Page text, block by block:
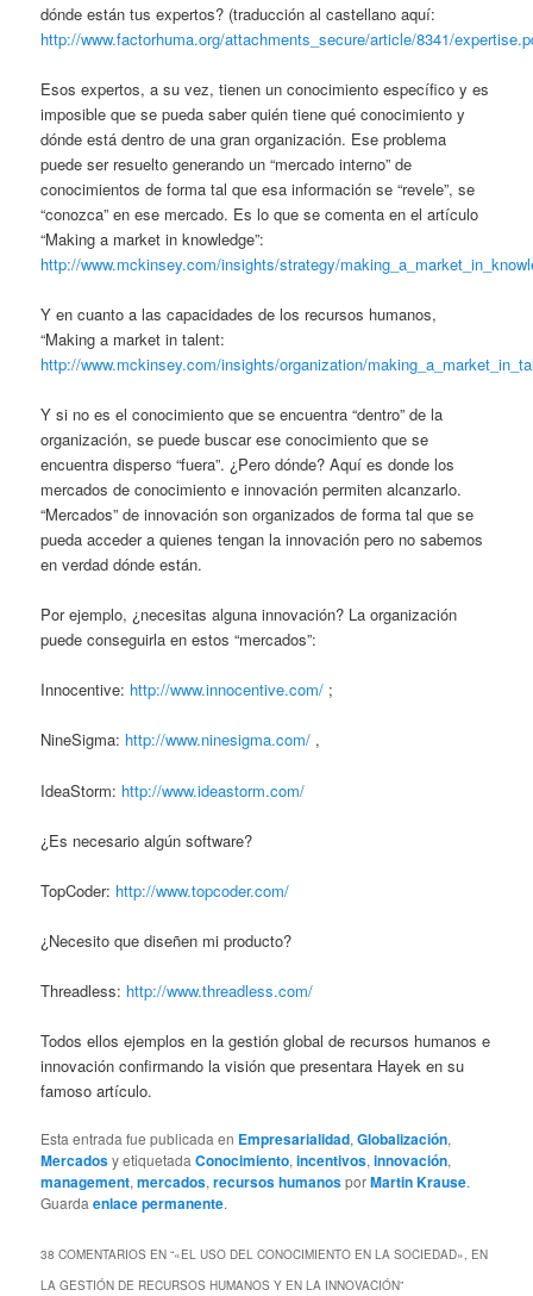
dónde están tus expertos? (traducción al castellano aquí:
http://www.factorhuma.org/attachments_secure/article/8341/
Esos expertos, a su vez, tienen un conocimiento específico y es
imposible que se pueda saber quién tiene qué conocimiento y
dónde está dentro de una gran organización. Ese problema
puede ser resuelto generando un “mercado interno” de
conocimientos de forma tal que esa información se “revele”, se
“conozca” en ese mercado. Es lo que se comenta en el artículo
“Making a market in knowledge”:
http://www.mckinsey.com/insights/strategy/
Y en cuanto a las capacidades de los recursos humanos,
“Making a market in talent:
http://www.mckinsey.com/insights/organization/
Y si no es el conocimiento que se encuentra “dentro” de la
organización, se puede buscar ese conocimiento que se
encuentra disperso “fuera”. ¿Pero dónde? Aquí es donde los
mercados de conocimiento e innovación permiten alcanzarlo.
“Mercados” de innovación son organizados de forma tal que se
pueda acceder a quienes tengan la innovación pero no sabemos
en verdad dónde están.
Por ejemplo, ¿necesitas alguna innovación? La organización
puede conseguirla en estos “mercados”:
Innocentive: http://www.innocentive.com/ ;
NineSigma: http://www.ninesigma.com/ ,
IdeaStorm: http://www.ideastorm.com/
¿Es necesario algún software?
TopCoder: http://www.topcoder.com/
¿Necesito que diseñen mi producto?
Threadless: http://www.threadless.com/
Todos ellos ejemplos en la gestión global de recursos humanos e
innovación confirmando la visión que presentara Hayek en su
famoso artículo.
Esta entrada fue publicada en Empresarialidad,Globalización,
Mercadosy etiquetadaConocimiento,incentivos,innovación,
management,mercados,recursos humanosporMartin Krause.
Guardaenlace permanente.
38 COMENTARIOS EN “«EL USO DEL CONOCIMIENTO EN LA SOCIEDAD», EN
LA GESTIÓN DE RECURSOS HUMANOS Y EN LA INNOVACIÓN”